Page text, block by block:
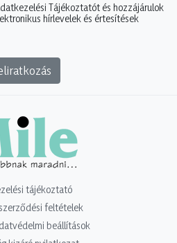
Tájékoztatót és hozzájárulok
hírlevelek és értesítések
tájékoztató
feltételek
beállítások